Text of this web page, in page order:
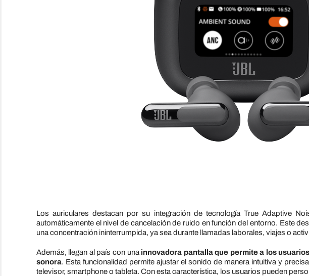
Los auriculares destacan por su integración de tecnología True Adaptive
automáticamente el nivel de cancelación de ruido en función del entorno. Este
una concentración ininterrumpida, ya sea durante llamadas laborales, viajes o
Además, llegan al país con una innovadora pantalla que permite a los
sonora. Esta funcionalidad permite ajustar el sonido de manera intuitiva y
televisor, smartphone o tableta. Con esta característica, los usuarios pueden